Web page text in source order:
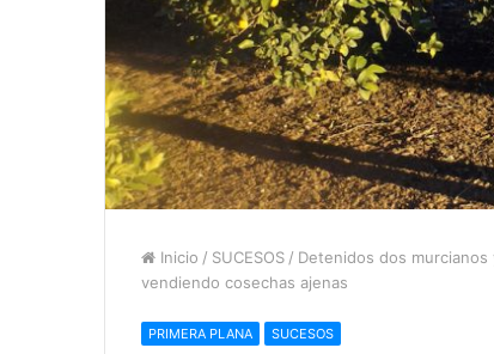
Inicio / SUCESOS / Detenidos dos
vendiendo cosechas ajenas
PRIMERA PLANA SUCESOS